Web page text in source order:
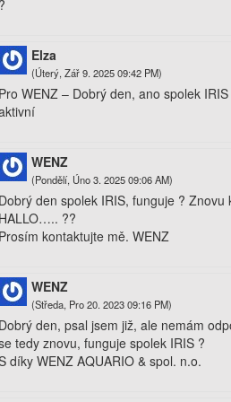
Elza
(Úterý, Zář 9. 2025 09:42 PM)
WENZ – Dobrý den, ano spolek
WENZ
(Pondělí, Úno 3. 2025 09:06 AM)
den spolek IRIS, funguje ? Znovu
??
kontaktujte mě. WENZ
WENZ
(Středa, Pro 20. 2023 09:16 PM)
den, psal jsem již, ale nemám
tedy znovu, funguje spolek IRIS ?
díky WENZ AQUARIO & spol. n.o.